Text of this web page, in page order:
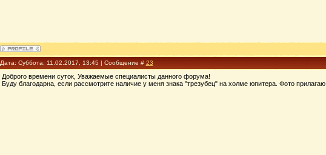
Дата: Суббота, 11.02.2017, 13:45 | Сообщение # 23
Доброго времени суток, Уважаемые специалисты данного форума!
Буду благодарна, если рассмотрите наличие у меня знака "трезубец" на холме юпитера. Фото прилагаю.